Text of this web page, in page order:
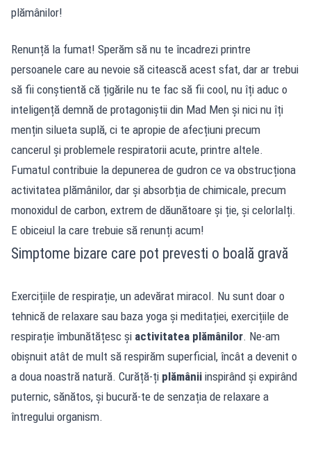
plămânilor!
Renunță la fumat! Sperăm să nu te încadrezi printre
persoanele care au nevoie să citească acest sfat, dar ar trebui
să fii conștientă că țigările nu te fac să fii cool, nu îți aduc o
inteligență demnă de protagoniștii din Mad Men și nici nu îți
mențin silueta suplă, ci te apropie de afecțiuni precum
cancerul și problemele respiratorii acute, printre altele.
Fumatul contribuie la depunerea de gudron ce va obstrucționa
activitatea plămânilor, dar și absorbția de chimicale, precum
monoxidul de carbon, extrem de dăunătoare și ție, și celorlalți.
E obiceiul la care trebuie să renunți acum!
Simptome bizare care pot prevesti o boală gravă
Exercițiile de respirație, un adevărat miracol. Nu sunt doar o
tehnică de relaxare sau baza yoga și meditației, exercițiile de
respirație îmbunătățesc și activitatea plămânilor. Ne-am
obișnuit atât de mult să respirăm superficial, încât a devenit o
a doua noastră natură. Curăță-ți plămânii inspirând și expirând
puternic, sănătos, și bucură-te de senzația de relaxare a
întregului organism.